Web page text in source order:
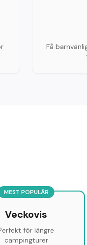
Få
MEST POPULÄR
Veckovis
för längre
campingturer